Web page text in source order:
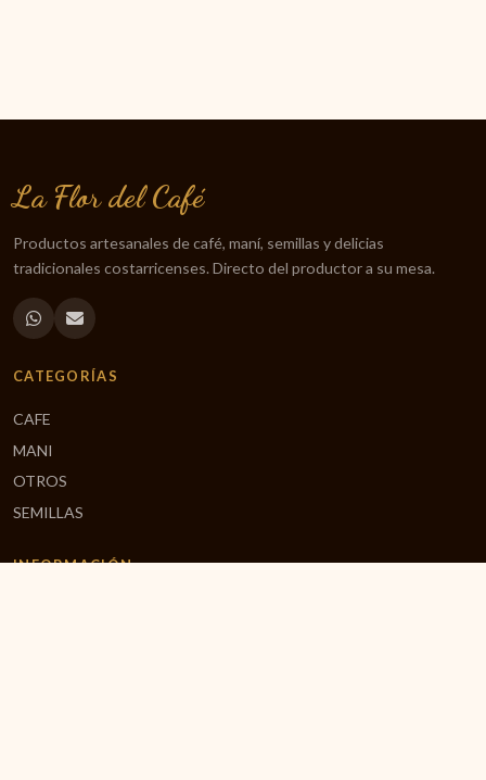
La Flor del Café
Productos artesanales de café, maní, semillas y delicias
tradicionales costarricenses. Directo del productor a su mesa.
CATEGORÍAS
CAFE
MANI
OTROS
SEMILLAS
INFORMACIÓN